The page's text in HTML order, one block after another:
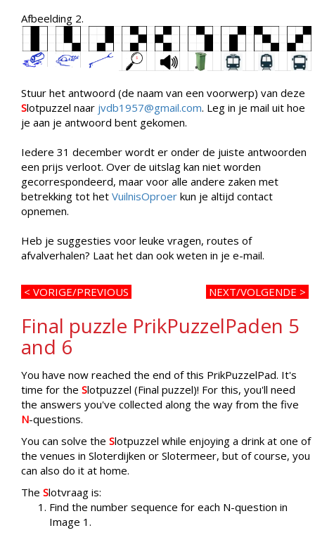
Afbeelding 2.
Stuur het antwoord (de naam van een voorwerp) van deze
Slotpuzzel naar jvdb1957@gmail.com. Leg in je mail uit hoe
je aan je antwoord bent gekomen.
Iedere 31 december wordt er onder de juiste antwoorden
een prijs verloot. Over de uitslag kan niet worden
gecorrespondeerd, maar voor alle andere zaken met
betrekking tot het VuilnisOproer kun je altijd contact
opnemen.
Heb je suggesties voor leuke vragen, routes of
afvalverhalen? Laat het dan ook weten in je e-mail.
< VORIGE/PREVIOUS NEXT/VOLGENDE >
Final puzzle PrikPuzzelPaden 5
and 6
You have now reached the end of this PrikPuzzelPad. It's
time for the Slotpuzzel (Final puzzel)! For this, you'll need
the answers you've collected along the way from the five
N-questions.
You can solve the Slotpuzzel while enjoying a drink at one of
the venues in Sloterdijken or Slotermeer, but of course, you
can also do it at home.
The Slotvraag is:
Find the number sequence for each N-question in
Image 1.